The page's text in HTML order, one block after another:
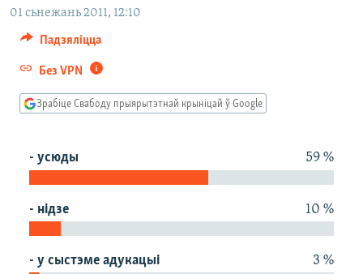
Перайсьці
ПАЛІТВЯЗЬНІ
КАЛЯНДАР
PREMIUM
НА ХВАЛЯХ СВАБОДЫ
САЧЫЦЕ ЗА АБНАЎЛЕНЬНЯМІ
Усе сайты РС/РСЭ
01 сьнежань 2011, 12:10
Падзяліцца
Без VPN
Зрабіце Свабоду прыярытэтнай крыніцай ў Google
- усюды 59 %
- нідзе 10 %
- у сыстэме адукацыі 3 %